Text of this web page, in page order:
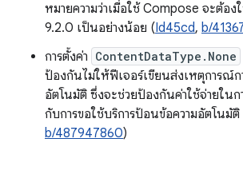
หมายความว่าเมื่อใช้ Compose จะต้อง
9.2.0 เป็นอย่างน้อย (Id45cd, b/
การตั้งค่า ContentDataType.None
ป้องกันไม่ให้ฟีเจอร์เขียนส่งเหตุการณ์ก
อัตโนมัติ ซึ่งจะช่วยป้องกันค่าใช้จ่ายในก
กับการขอใช้บริการป้อนข้อความอัตโนมัติ
b/487947860)